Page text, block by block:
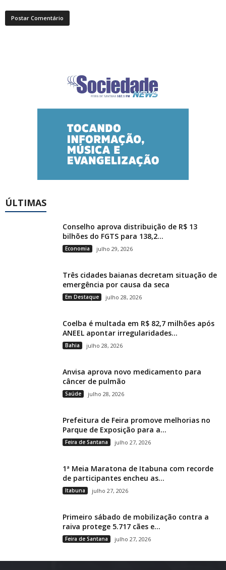
ÚLTIMAS
Conselho aprova distribuição de R$ 13
bilhões do FGTS para 138,2...
Economia julho 29, 2026
Três cidades baianas decretam situação de
emergência por causa da seca
Em Destaque julho 28, 2026
Coelba é multada em R$ 82,7 milhões após
ANEEL apontar irregularidades...
Bahia julho 28, 2026
Anvisa aprova novo medicamento para
câncer de pulmão
Saúde julho 28, 2026
Prefeitura de Feira promove melhorias no
Parque de Exposição para a...
Feira de Santana julho 27, 2026
1ª Meia Maratona de Itabuna com recorde
de participantes encheu as...
Itabuna julho 27, 2026
Primeiro sábado de mobilização contra a
raiva protege 5.717 cães e...
Feira de Santana julho 27, 2026